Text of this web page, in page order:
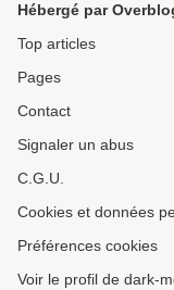
Hébergé par
Top articles
Pages
Contact
Signaler un abus
C.G.U.
Cookies et données
Préférences cookies
Voir le profil de dark-